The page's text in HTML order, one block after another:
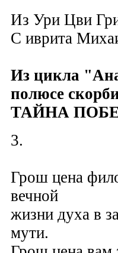
Из Ури Цви
C иврита
Из цикла
полюсе
ТАЙНА
3.
Грош цена
вечной
жизни духа в
мути.